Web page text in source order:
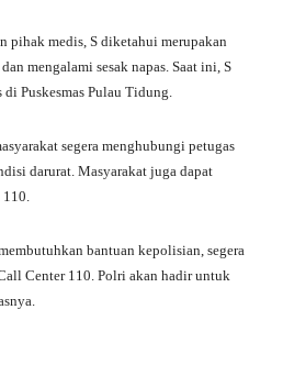
pihak medis, S diketahui merupakan
mengalami sesak napas. Saat ini, S
Puskesmas Pulau Tidung.
segera menghubungi petugas
darurat. Masyarakat juga dapat
110.
bantuan kepolisian, segera
Center 110. Polri akan hadir untuk